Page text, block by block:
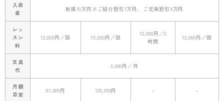
入会
金
新規10万円※ご紹介割引7万円、ご兄弟割引5万円
レッ
スン
料
12,000円／回 15,000円／回
12,000円／2
時間
12,000円／回
文具
代
3,000円／月
月額
目安
51,000円 123,000円 – –